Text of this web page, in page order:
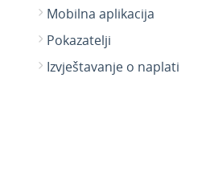
Mobilna aplikacija
Pokazatelji
Izvještavanje o naplati